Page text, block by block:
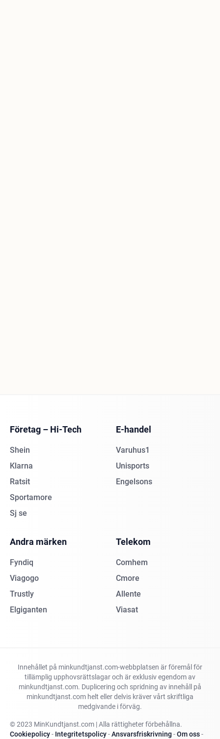
Företag – Hi-Tech
Shein
Klarna
Ratsit
Sportamore
Sj se
E-handel
Varuhus1
Unisports
Engelsons
Andra märken
Fyndiq
Viagogo
Trustly
Elgiganten
Telekom
Comhem
Cmore
Allente
Viasat
Innehållet på minkundtjanst.com-webbplatsen är föremål för
tillämplig upphovsrättslagar och är exklusiv egendom av
minkundtjanst.com. Duplicering och spridning av innehåll på
minkundtjanst.com helt eller delvis kräver vårt skriftliga
medgivande i förväg.
© 2023 MinKundtjanst.com | Alla rättigheter förbehållna.
Cookiepolicy- Integritetspolicy-Ansvarsfriskrivning -Om oss-